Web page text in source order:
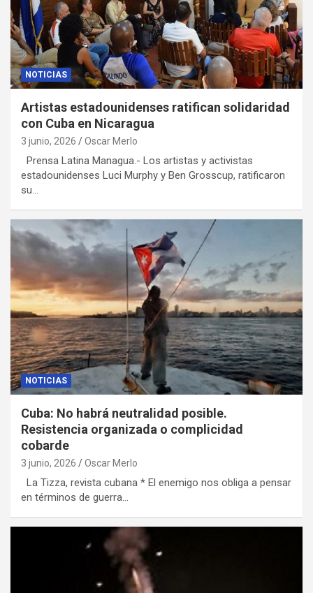
NOTICIAS
Artistas estadounidenses ratifican solidaridad
con Cuba en Nicaragua
3 junio, 2026 Oscar Merlo
Prensa Latina Managua.- Los artistas y activistas
estadounidenses Luci Murphy y Ben Grosscup, ratificaron
su…
NOTICIAS
Cuba: No habrá neutralidad posible.
Resistencia organizada o complicidad
cobarde
3 junio, 2026 Oscar Merlo
La Tizza, revista cubana * El enemigo nos obliga a pensar
en términos de guerra…